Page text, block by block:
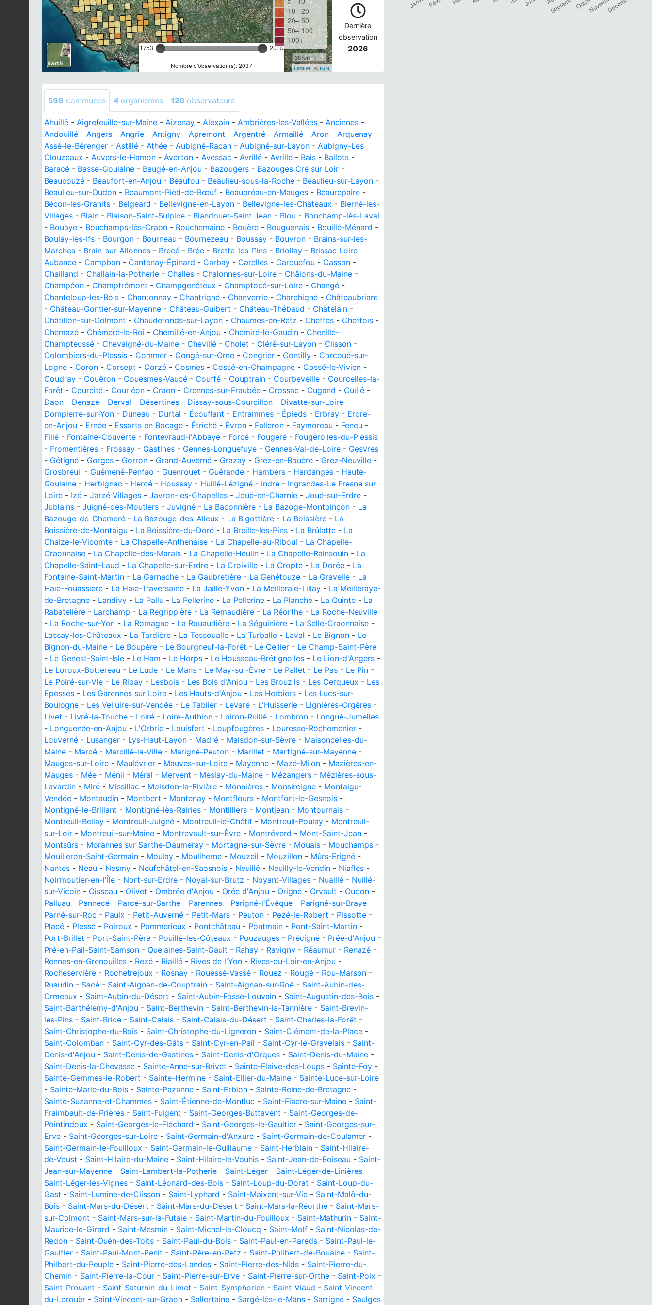
1753 2026
Nombre d'observation(s): 2037
10– 20
20– 50
50– 100
100+
30 km
Leaflet| © IGN
Dernière
observation
2026
598 communes 4 organismes 126 observateurs
Ahuillé - Aigrefeuille-sur-Maine - Aizenay - Alexain - Ambrières-les-Vallées - Ancinnes -
Andouillé - Angers - Angrie - Antigny - Apremont - Argentré - Armaillé - Aron - Arquenay -
Assé-le-Bérenger - Astillé - Athée - Aubigné-Racan - Aubigné-sur-Layon - Aubigny-Les
Clouzeaux - Auvers-le-Hamon - Averton - Avessac - Avrillé - Avrillé - Bais - Ballots -
Baracé - Basse-Goulaine - Baugé-en-Anjou - Bazougers - Bazouges Cré sur Loir -
Beaucouzé - Beaufort-en-Anjou - Beaufou - Beaulieu-sous-la-Roche - Beaulieu-sur-Layon -
Beaulieu-sur-Oudon - Beaumont-Pied-de-Bœuf - Beaupréau-en-Mauges - Beaurepaire -
Bécon-les-Granits - Belgeard - Bellevigne-en-Layon - Bellevigne-les-Châteaux - Bierné-les-
Villages - Blain - Blaison-Saint-Sulpice - Blandouet-Saint Jean - Blou - Bonchamp-lès-Laval
- Bouaye - Bouchamps-lès-Craon - Bouchemaine - Bouère - Bouguenais - Bouillé-Ménard -
Boulay-les-Ifs - Bourgon - Bourneau - Bournezeau - Boussay - Bouvron - Brains-sur-les-
Marches - Brain-sur-Allonnes - Brecé - Brée - Brette-les-Pins - Briollay - Brissac Loire
Aubance - Campbon - Cantenay-Épinard - Carbay - Carelles - Carquefou - Casson -
Chailland - Challain-la-Potherie - Challes - Chalonnes-sur-Loire - Châlons-du-Maine -
Champéon - Champfrémont - Champgenéteux - Champtocé-sur-Loire - Changé -
Chanteloup-les-Bois - Chantonnay - Chantrigné - Chanverrie - Charchigné - Châteaubriant
- Château-Gontier-sur-Mayenne - Château-Guibert - Château-Thébaud - Châtelain -
Châtillon-sur-Colmont - Chaudefonds-sur-Layon - Chaumes-en-Retz - Cheffes - Cheffois -
Chemazé - Chémeré-le-Roi - Chemillé-en-Anjou - Chemiré-le-Gaudin - Chenillé-
Champteussé - Chevaigné-du-Maine - Chevillé - Cholet - Cléré-sur-Layon - Clisson -
Colombiers-du-Plessis - Commer - Congé-sur-Orne - Congrier - Contilly - Corcoué-sur-
Logne - Coron - Corsept - Corzé - Cosmes - Cossé-en-Champagne - Cossé-le-Vivien -
Coudray - Couëron - Couesmes-Vaucé - Couffé - Couptrain - Courbeveille - Courcelles-la-
Forêt - Courcité - Courléon - Craon - Crennes-sur-Fraubée - Crossac - Cugand - Cuillé -
Daon - Denazé - Derval - Désertines - Dissay-sous-Courcillon - Divatte-sur-Loire -
Dompierre-sur-Yon - Duneau - Durtal - Écouflant - Entrammes - Épieds - Erbray - Erdre-
en-Anjou - Ernée - Essarts en Bocage - Étriché - Évron - Falleron - Faymoreau - Feneu -
Fillé - Fontaine-Couverte - Fontevraud-l'Abbaye - Forcé - Fougeré - Fougerolles-du-Plessis
- Fromentières - Frossay - Gastines - Gennes-Longuefuye - Gennes-Val-de-Loire - Gesvres
- Gétigné - Gorges - Gorron - Grand-Auverné - Grazay - Grez-en-Bouère - Grez-Neuville -
Grosbreuil - Guémené-Penfao - Guenrouet - Guérande - Hambers - Hardanges - Haute-
Goulaine - Herbignac - Hercé - Houssay - Huillé-Lézigné - Indre - Ingrandes-Le Fresne sur
Loire - Izé - Jarzé Villages - Javron-les-Chapelles - Joué-en-Charnie - Joué-sur-Erdre -
Jublains - Juigné-des-Moutiers - Juvigné - La Baconnière - La Bazoge-Montpinçon - La
Bazouge-de-Chemeré - La Bazouge-des-Alleux - La Bigottière - La Boissière - La
Boissière-de-Montaigu - La Boissière-du-Doré - La Breille-les-Pins - La Brûlatte - La
Chaize-le-Vicomte - La Chapelle-Anthenaise - La Chapelle-au-Riboul - La Chapelle-
Craonnaise - La Chapelle-des-Marais - La Chapelle-Heulin - La Chapelle-Rainsouin - La
Chapelle-Saint-Laud - La Chapelle-sur-Erdre - La Croixille - La Cropte - La Dorée - La
Fontaine-Saint-Martin - La Garnache - La Gaubretière - La Genétouze - La Gravelle - La
Haie-Fouassière - La Haie-Traversaine - La Jaille-Yvon - La Meilleraie-Tillay - La Meilleraye-
de-Bretagne - Landivy - La Pallu - La Pellerine - La Pellerine - La Planche - La Quinte - La
Rabatelière - Larchamp - La Regrippière - La Remaudière - La Réorthe - La Roche-Neuville
- La Roche-sur-Yon - La Romagne - La Rouaudière - La Séguinière - La Selle-Craonnaise -
Lassay-les-Châteaux - La Tardière - La Tessoualle - La Turballe - Laval - Le Bignon - Le
Bignon-du-Maine - Le Boupère - Le Bourgneuf-la-Forêt - Le Cellier - Le Champ-Saint-Père
- Le Genest-Saint-Isle - Le Ham - Le Horps - Le Housseau-Brétignolles - Le Lion-d'Angers -
Le Loroux-Bottereau - Le Lude - Le Mans - Le May-sur-Èvre - Le Pallet - Le Pas - Le Pin -
Le Poiré-sur-Vie - Le Ribay - Lesbois - Les Bois d'Anjou - Les Brouzils - Les Cerqueux - Les
Epesses - Les Garennes sur Loire - Les Hauts-d'Anjou - Les Herbiers - Les Lucs-sur-
Boulogne - Les Velluire-sur-Vendée - Le Tablier - Levaré - L'Huisserie - Lignières-Orgères -
Livet - Livré-la-Touche - Loiré - Loire-Authion - Loiron-Ruillé - Lombron - Longué-Jumelles
- Longuenée-en-Anjou - L'Orbrie - Louisfert - Loupfougères - Louresse-Rochemenier -
Louverné - Lusanger - Lys-Haut-Layon - Madré - Maisdon-sur-Sèvre - Maisoncelles-du-
Maine - Marcé - Marcillé-la-Ville - Marigné-Peuton - Marillet - Martigné-sur-Mayenne -
Mauges-sur-Loire - Maulévrier - Mauves-sur-Loire - Mayenne - Mazé-Milon - Mazières-en-
Mauges - Mée - Ménil - Méral - Mervent - Meslay-du-Maine - Mézangers - Mézières-sous-
Lavardin - Miré - Missillac - Moisdon-la-Rivière - Monnières - Monsireigne - Montaigu-
Vendée - Montaudin - Montbert - Montenay - Montflours - Montfort-le-Gesnois -
Montigné-le-Brillant - Montigné-lès-Rairies - Montilliers - Montjean - Montournais -
Montreuil-Bellay - Montreuil-Juigné - Montreuil-le-Chétif - Montreuil-Poulay - Montreuil-
sur-Loir - Montreuil-sur-Maine - Montrevault-sur-Èvre - Montréverd - Mont-Saint-Jean -
Montsûrs - Morannes sur Sarthe-Daumeray - Mortagne-sur-Sèvre - Mouais - Mouchamps -
Mouilleron-Saint-Germain - Moulay - Mouliherne - Mouzeil - Mouzillon - Mûrs-Erigné -
Nantes - Neau - Nesmy - Neufchâtel-en-Saosnois - Neuillé - Neuilly-le-Vendin - Niafles -
Noirmoutier-en-l'Île - Nort-sur-Erdre - Noyal-sur-Brutz - Noyant-Villages - Nuaillé - Nuillé-
sur-Vicoin - Oisseau - Olivet - Ombrée d'Anjou - Orée d'Anjou - Origné - Orvault - Oudon -
Palluau - Pannecé - Parcé-sur-Sarthe - Parennes - Parigné-l'Évêque - Parigné-sur-Braye -
Parné-sur-Roc - Paulx - Petit-Auverné - Petit-Mars - Peuton - Pezé-le-Robert - Pissotte -
Placé - Plessé - Poiroux - Pommerieux - Pontchâteau - Pontmain - Pont-Saint-Martin -
Port-Brillet - Port-Saint-Père - Pouillé-les-Côteaux - Pouzauges - Précigné - Prée-d'Anjou -
Pré-en-Pail-Saint-Samson - Quelaines-Saint-Gault - Rahay - Ravigny - Réaumur - Renazé -
Rennes-en-Grenouilles - Rezé - Riaillé - Rives de l'Yon - Rives-du-Loir-en-Anjou -
Rocheservière - Rochetrejoux - Rosnay - Rouessé-Vassé - Rouez - Rougé - Rou-Marson -
Ruaudin - Sacé - Saint-Aignan-de-Couptrain - Saint-Aignan-sur-Roë - Saint-Aubin-des-
Ormeaux - Saint-Aubin-du-Désert - Saint-Aubin-Fosse-Louvain - Saint-Augustin-des-Bois -
Saint-Barthélemy-d'Anjou - Saint-Berthevin - Saint-Berthevin-la-Tannière - Saint-Brevin-
les-Pins - Saint-Brice - Saint-Calais - Saint-Calais-du-Désert - Saint-Charles-la-Forêt -
Saint-Christophe-du-Bois - Saint-Christophe-du-Ligneron - Saint-Clément-de-la-Place -
Saint-Colomban - Saint-Cyr-des-Gâts - Saint-Cyr-en-Pail - Saint-Cyr-le-Gravelais - Saint-
Denis-d'Anjou - Saint-Denis-de-Gastines - Saint-Denis-d'Orques - Saint-Denis-du-Maine -
Saint-Denis-la-Chevasse - Sainte-Anne-sur-Brivet - Sainte-Flaive-des-Loups - Sainte-Foy -
Sainte-Gemmes-le-Robert - Sainte-Hermine - Saint-Ellier-du-Maine - Sainte-Luce-sur-Loire
- Sainte-Marie-du-Bois - Sainte-Pazanne - Saint-Erblon - Sainte-Reine-de-Bretagne -
Sainte-Suzanne-et-Chammes - Saint-Étienne-de-Montluc - Saint-Fiacre-sur-Maine - Saint-
Fraimbault-de-Prières - Saint-Fulgent - Saint-Georges-Buttavent - Saint-Georges-de-
Pointindoux - Saint-Georges-le-Fléchard - Saint-Georges-le-Gaultier - Saint-Georges-sur-
Erve - Saint-Georges-sur-Loire - Saint-Germain-d'Anxure - Saint-Germain-de-Coulamer -
Saint-Germain-le-Fouilloux - Saint-Germain-le-Guillaume - Saint-Herblain - Saint-Hilaire-
de-Voust - Saint-Hilaire-du-Maine - Saint-Hilaire-le-Vouhis - Saint-Jean-de-Boiseau - Saint-
Jean-sur-Mayenne - Saint-Lambert-la-Potherie - Saint-Léger - Saint-Léger-de-Linières -
Saint-Léger-les-Vignes - Saint-Léonard-des-Bois - Saint-Loup-du-Dorat - Saint-Loup-du-
Gast - Saint-Lumine-de-Clisson - Saint-Lyphard - Saint-Maixent-sur-Vie - Saint-Malô-du-
Bois - Saint-Mars-du-Désert - Saint-Mars-du-Désert - Saint-Mars-la-Réorthe - Saint-Mars-
sur-Colmont - Saint-Mars-sur-la-Futaie - Saint-Martin-du-Fouilloux - Saint-Mathurin - Saint-
Maurice-le-Girard - Saint-Mesmin - Saint-Michel-le-Cloucq - Saint-Molf - Saint-Nicolas-de-
Redon - Saint-Ouën-des-Toits - Saint-Paul-du-Bois - Saint-Paul-en-Pareds - Saint-Paul-le-
Gaultier - Saint-Paul-Mont-Penit - Saint-Père-en-Retz - Saint-Philbert-de-Bouaine - Saint-
Philbert-du-Peuple - Saint-Pierre-des-Landes - Saint-Pierre-des-Nids - Saint-Pierre-du-
Chemin - Saint-Pierre-la-Cour - Saint-Pierre-sur-Erve - Saint-Pierre-sur-Orthe - Saint-Poix -
Saint-Prouant - Saint-Saturnin-du-Limet - Saint-Symphorien - Saint-Viaud - Saint-Vincent-
du-Lorouër - Saint-Vincent-sur-Graon - Sallertaine - Sargé-lès-le-Mans - Sarrigné - Saulges